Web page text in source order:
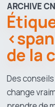
ARCHIVE
de la
Des
change